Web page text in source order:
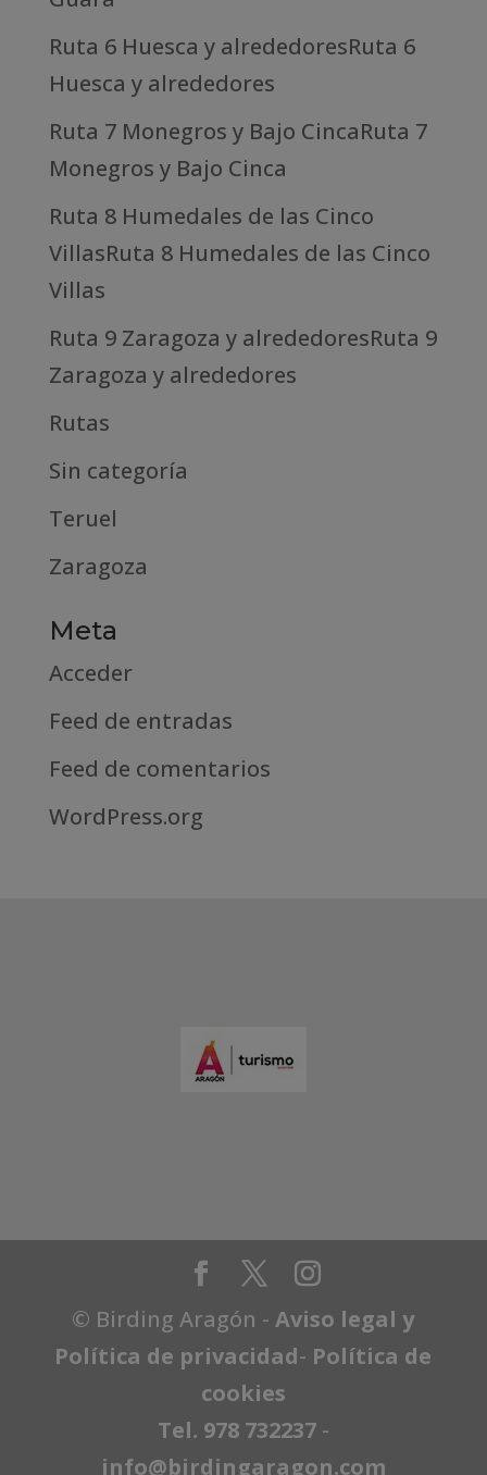
Ruta 6 Huesca y alrededoresRuta 6
Huesca y alrededores
Ruta 7 Monegros y Bajo CincaRuta 7
Monegros y Bajo Cinca
Ruta 8 Humedales de las Cinco
VillasRuta 8 Humedales de las Cinco
Villas
Ruta 9 Zaragoza y alrededoresRuta 9
Zaragoza y alrededores
Rutas
Sin categoría
Teruel
Zaragoza
Meta
Acceder
Feed de entradas
Feed de comentarios
WordPress.org
© Birding Aragón -Aviso legal y
Política de privacidad- Política de
cookies
Tel. 978 732237 -
info@birdingaragon.com